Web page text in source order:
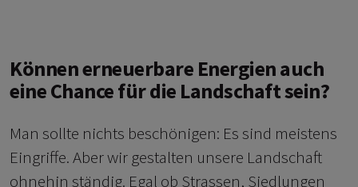
Können erneuerbare Energien auch
eine Chance für die Landschaft sein?
Man sollte nichts beschönigen: Es sind meistens
Eingriffe. Aber wir gestalten unsere Landschaft
ohnehin ständig. Egal ob Strassen, Siedlungen